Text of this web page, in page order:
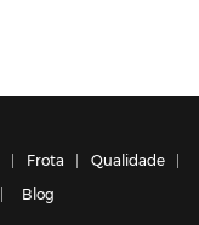
Frota
Qualidade
Blog